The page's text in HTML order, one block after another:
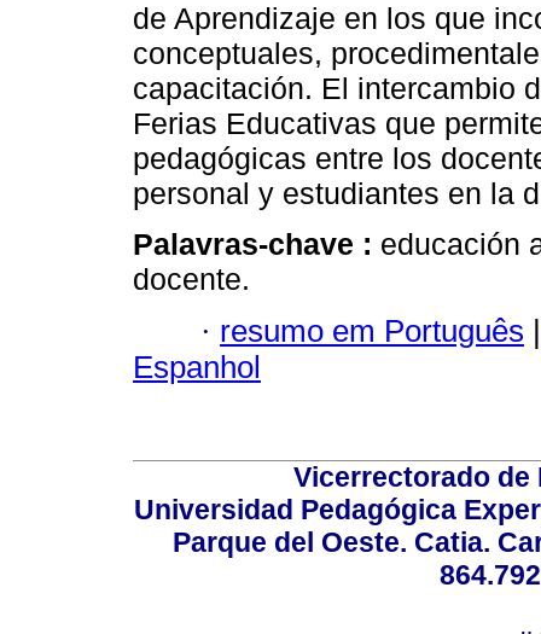
de Aprendizaje en los que
conceptuales,
capacitación. El intercambio
Ferias Educativas que
pedagógicas entre los
personal y estudiantes en la
Palavras-chave : educación
docente.
· resumo em Português |
Espanhol
Vicerrectorado
Universidad Pedagógica
Parque del Oeste. Catia.